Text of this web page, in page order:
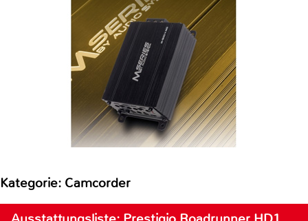
Kategorie: Camcorder